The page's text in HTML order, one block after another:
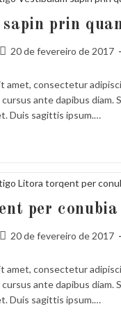
sapin prin
Post20 de fevereiro de 2017
amet, consectetur
ante dapibus diam.
Duis sagittis ipsum.…
per conubia
Post20 de fevereiro de 2017
amet, consectetur
ante dapibus diam.
Duis sagittis ipsum.…